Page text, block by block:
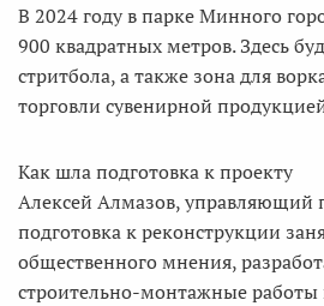
В 2024 году в парке Минного
900 квадратных метров. Здесь
стритбола, а также зона для
торговли сувенирной
Как шла подготовка к проекту
Алексей Алмазов, управляющий
подготовка к реконструкции
общественного мнения,
строительно-монтажные работы